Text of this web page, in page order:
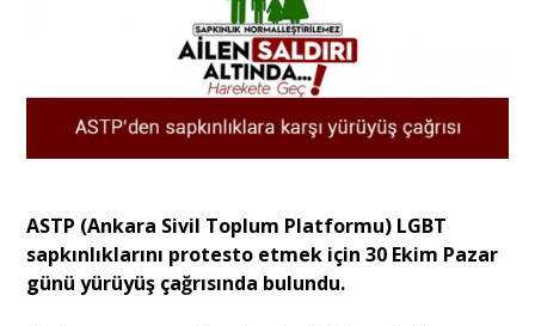
Ekonomi
Dünya
Söyleşi
ASTP (Ankara Sivil Toplum Platformu) LGBT
sapkınlıklarını protesto etmek için 30 Ekim Pazar
günü yürüyüş çağrısında bulundu.